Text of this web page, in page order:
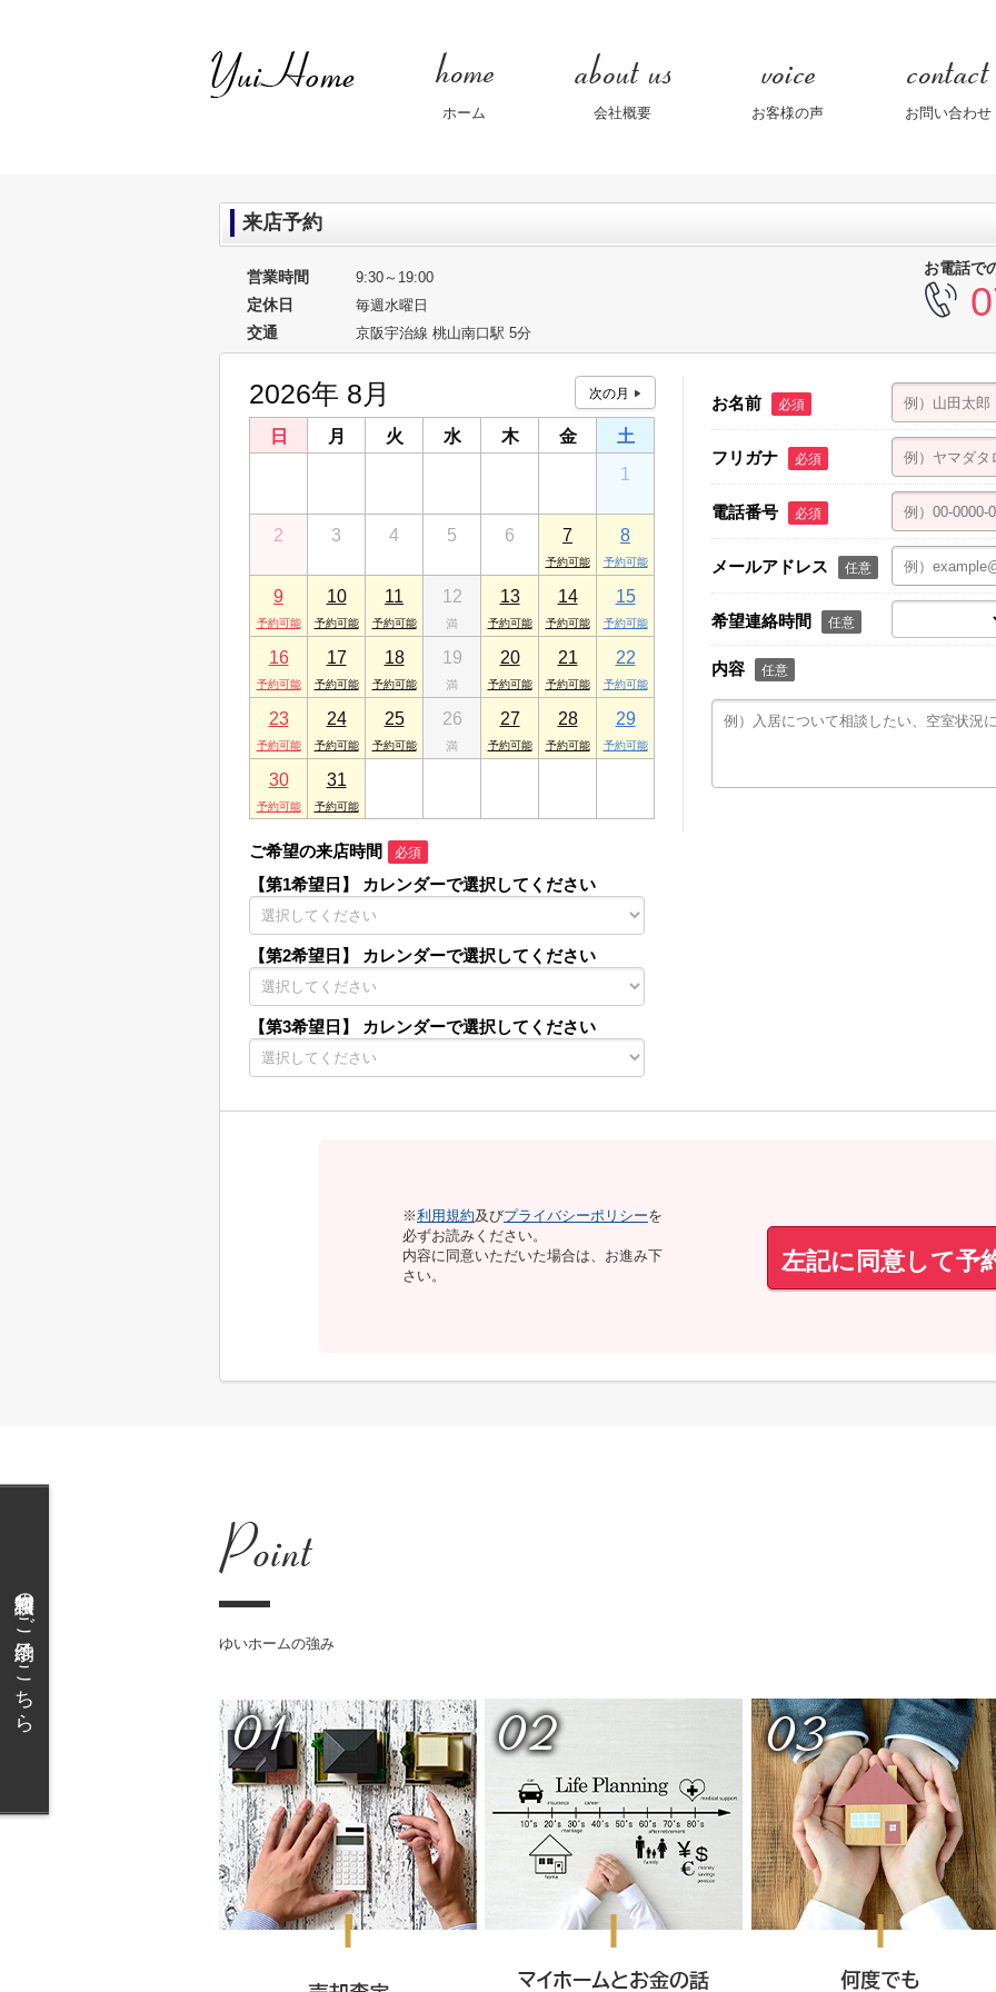
ホーム 会社概要 お客様の声 お問い合わせ
来店予約
営業時間 9:30～19:00
定休日 毎週水曜日
交通 京阪宇治線 桃山南口駅 5分
お電話で
2026年 8月
日 月 火 水 木 金
土
1
2 3 4 5 6 7 8
9 10 11 12 13 14 15
16 17 18 19 20 21 22
23 24 25 26 27 28 29
30 31
ご希望の来店時間 必須
【第1希望日】 カレンダーで選択してください
【第2希望日】 カレンダーで選択してください
【第3希望日】 カレンダーで選択してください
お名前 必須
フリガナ 必須
電話番号 必須
メールアドレス 任意
希望連絡時間 任意
内容 任意
※利用規約及びプライバシーポリシーを
必ずお読みください。
内容に同意いただいた場合は、お進み下
さい。
左記に同意して予
ゆいホームの強み
無料相談のご予約はこちら